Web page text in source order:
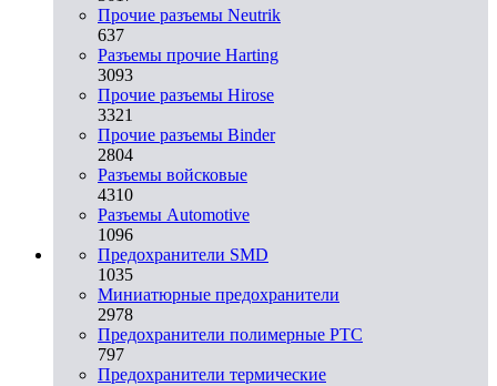
Прочие разъемы Neutrik
637
Разъемы прочие Harting
3093
Прочие разъемы Hirose
3321
Прочие разъемы Binder
2804
Разъемы войсковые
4310
Разъeмы Automotive
1096
Предохранители SMD
1035
Миниатюрные предохранители
2978
Предохранители полимерные PTC
797
Предохранители термические